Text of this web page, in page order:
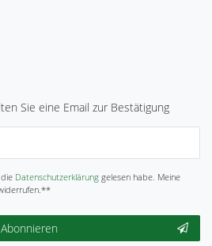
Sie eine Email zur Bestätigung
Daten­schutz­erklärunggelesen habe. Meine
Abonnieren